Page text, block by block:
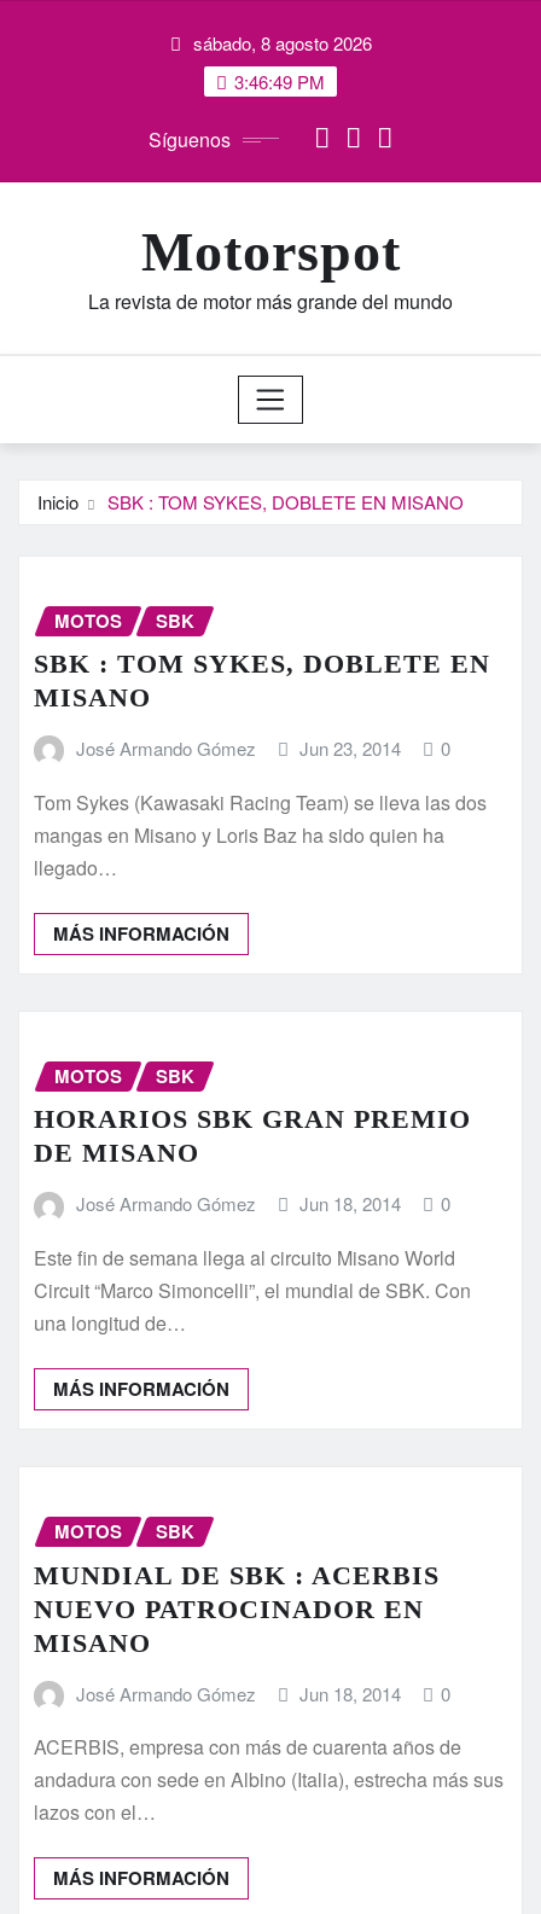
sábado, 8 agosto 2026
3:46:49 PM
Síguenos
Motorspot
La revista de motor más grande del mundo
Inicio SBK : TOM SYKES, DOBLETE EN MISANO
MOTOS SBK
SBK : TOM SYKES, DOBLETE EN
MISANO
José Armando Gómez Jun 23, 2014 0
Tom Sykes (Kawasaki Racing Team) se lleva las dos
mangas en Misano y Loris Baz ha sido quien ha
llegado…
MÁS INFORMACIÓN
MOTOS SBK
HORARIOS SBK GRAN PREMIO
DE MISANO
José Armando Gómez Jun 18, 2014 0
Este fin de semana llega al circuito Misano World
Circuit “Marco Simoncelli”, el mundial de SBK. Con
una longitud de…
MÁS INFORMACIÓN
MOTOS SBK
MUNDIAL DE SBK : ACERBIS
NUEVO PATROCINADOR EN
MISANO
José Armando Gómez Jun 18, 2014 0
ACERBIS, empresa con más de cuarenta años de
andadura con sede en Albino (Italia), estrecha más sus
lazos con el…
MÁS INFORMACIÓN